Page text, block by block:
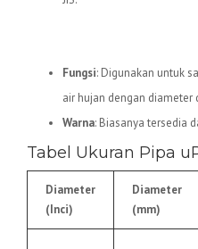
Fungsi: Digunakan untuk
air hujan dengan diameter
Warna: Biasanya tersedia
Tabel Ukuran Pipa
Diameter
(Inci)
Diameter
(mm)